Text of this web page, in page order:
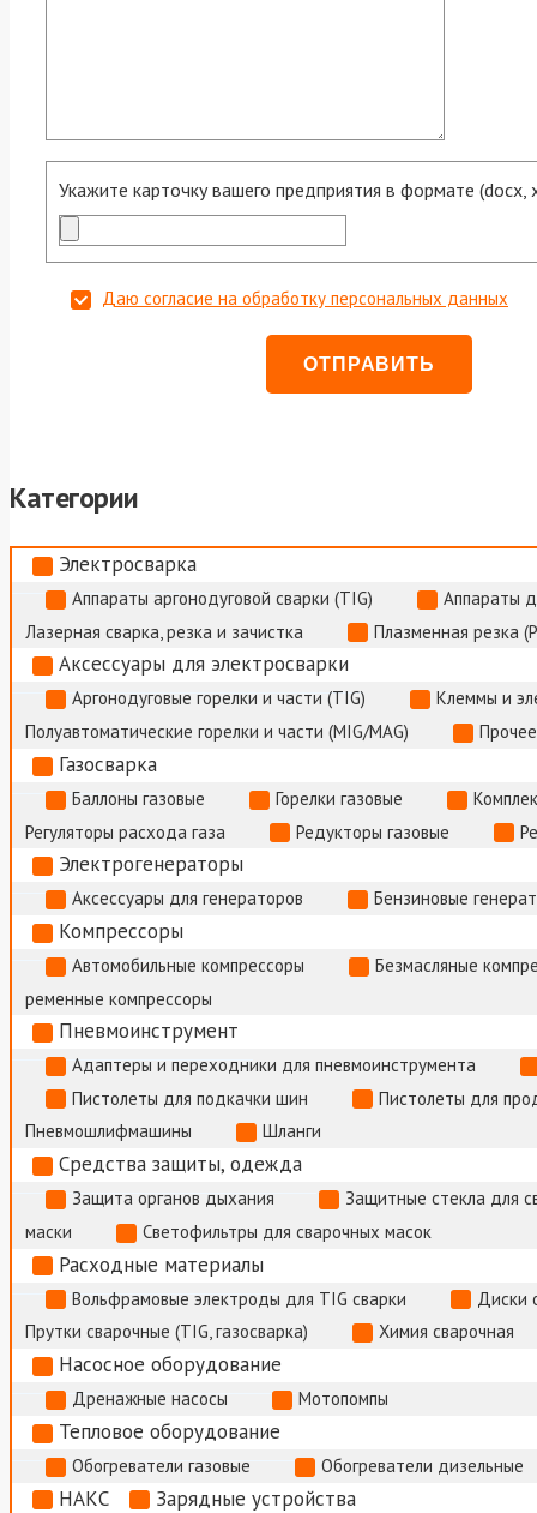
Укажите карточку вашего предприятия в формате (docx,
Даю согласие на обработку персональных данных
Категории
Электросварка
Аппараты аргонодуговой сварки (TIG)
Аппараты
Лазерная сварка, резка и зачистка
Плазменная резка
Аксессуары для электросварки
Аргонодуговые горелки и части (TIG)
Клеммы и
Полуавтоматические горелки и части (MIG/MAG)
Газосварка
Баллоны газовые Горелки газовые
Регуляторы расхода газа
Редукторы газовые
Электрогенераторы
Аксессуары для генераторов Бензиновые
Компрессоры
Автомобильные компрессоры
Безмасляные
ременные компрессоры
Пневмоинструмент
Адаптеры и переходники для пневмоинструмента
Пистолеты для подкачки шин
Пистолеты для
Пневмошлифмашины
Шланги
Средства защиты, одежда
Защита органов дыхания
Защитные стекла для
маски
Светофильтры для сварочных масок
Расходные материалы
Вольфрамовые электроды для TIG сварки
Диски
Прутки сварочные (TIG, газосварка)
Химия сварочная
Насосное оборудование
Дренажные насосы Мотопомпы
Тепловое оборудование
Обогреватели газовые Обогреватели дизельные
НАКС Зарядные устройства